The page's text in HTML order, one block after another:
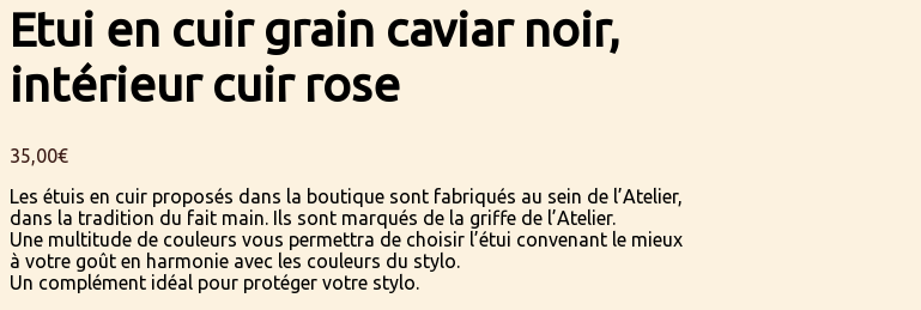
Etui en cuir grain caviar noir,
intérieur cuir rose
35,00€
Les étuis en cuir proposés dans la boutique sont fabriqués au sein de l’Atelier,
dans la tradition du fait main. Ils sont marqués de la griffe de l’Atelier.
Une multitude de couleurs vous permettra de choisir l’étui convenant le mieux
à votre goût en harmonie avec les couleurs du stylo.
Un complément idéal pour protéger votre stylo.